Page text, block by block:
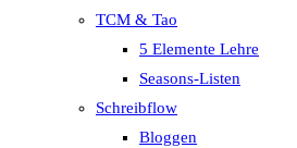
TCM & Tao
5 Elemente Lehre
Seasons-Listen
Schreibflow
Bloggen